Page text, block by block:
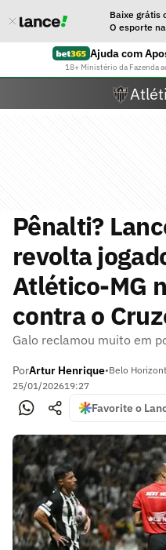
Baixe grátis
O esporte
Ajuda com
18+ Ministério da Fazenda
Pênalti?
revolta
Atlético-MG
contra o
Galo reclamou muito em
PorArtur Henrique•Belo
25/01/202619:27
Favorite o